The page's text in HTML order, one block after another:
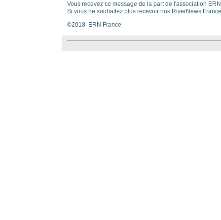
Vous recevez ce message de la part de l'association
Si vous ne souhaitez plus recevoir nos RiverNews
©2018 ERN France